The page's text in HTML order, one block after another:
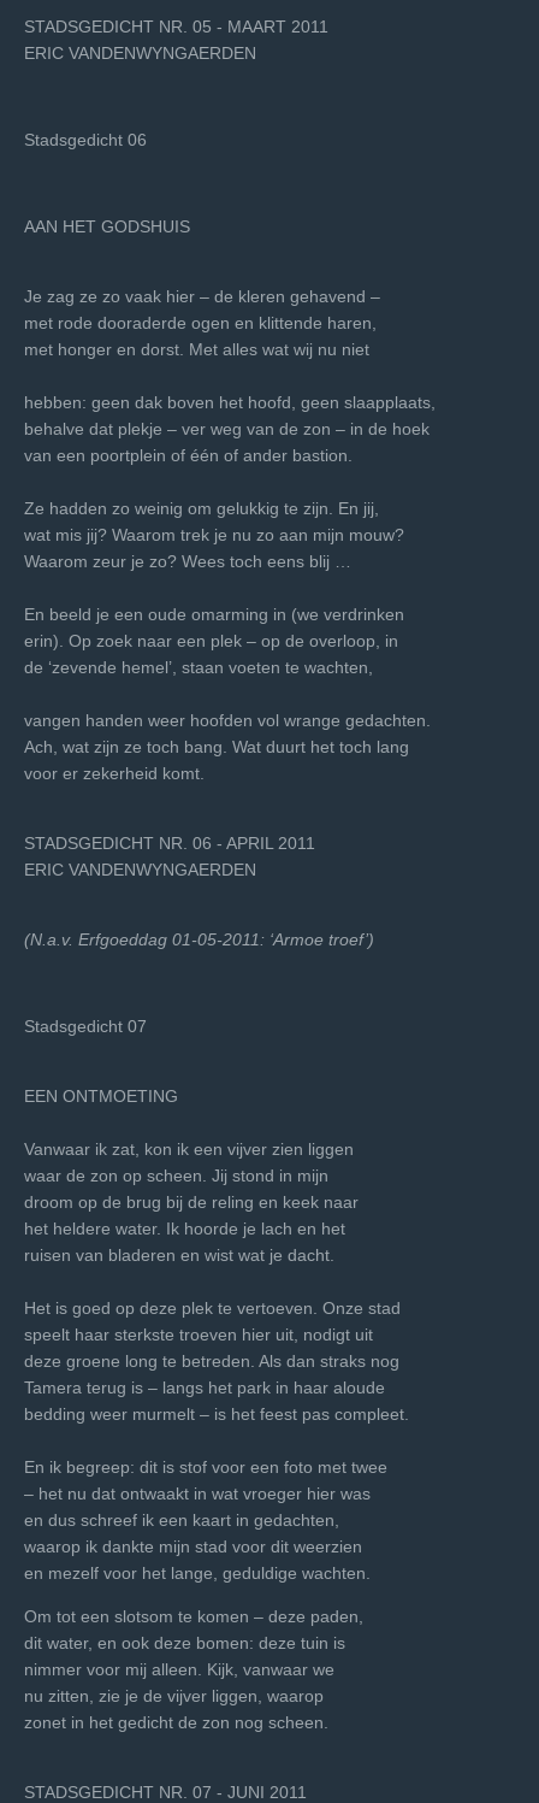
STADSGEDICHT NR. 05 - MAART 2011
ERIC VANDENWYNGAERDEN
Stadsgedicht 06
AAN HET GODSHUIS
Je zag ze zo vaak hier – de kleren gehavend –
met rode dooraderde ogen en klittende haren,
met honger en dorst. Met alles wat wij nu niet
hebben: geen dak boven het hoofd, geen slaapplaats,
behalve dat plekje – ver weg van de zon – in de hoek
van een poortplein of één of ander bastion.
Ze hadden zo weinig om gelukkig te zijn. En jij,
wat mis jij? Waarom trek je nu zo aan mijn mouw?
Waarom zeur je zo? Wees toch eens blij …
En beeld je een oude omarming in (we verdrinken
erin). Op zoek naar een plek – op de overloop, in
de ‘zevende hemel’, staan voeten te wachten,
vangen handen weer hoofden vol wrange gedachten.
Ach, wat zijn ze toch bang. Wat duurt het toch lang
voor er zekerheid komt.
STADSGEDICHT NR. 06 - APRIL 2011
ERIC VANDENWYNGAERDEN
(N.a.v. Erfgoeddag 01-05-2011: ‘Armoe troef’)
Stadsgedicht 07
EEN ONTMOETING
Vanwaar ik zat, kon ik een vijver zien liggen
waar de zon op scheen. Jij stond in mijn
droom op de brug bij de reling en keek naar
het heldere water. Ik hoorde je lach en het
ruisen van bladeren en wist wat je dacht.
Het is goed op deze plek te vertoeven. Onze stad
speelt haar sterkste troeven hier uit, nodigt uit
deze groene long te betreden. Als dan straks nog
Tamera terug is – langs het park in haar aloude
bedding weer murmelt – is het feest pas compleet.
En ik begreep: dit is stof voor een foto met twee
– het nu dat ontwaakt in wat vroeger hier was
en dus schreef ik een kaart in gedachten,
waarop ik dankte mijn stad voor dit weerzien
en mezelf voor het lange, geduldige wachten.
Om tot een slotsom te komen – deze paden,
dit water, en ook deze bomen: deze tuin is
nimmer voor mij alleen. Kijk, vanwaar we
nu zitten, zie je de vijver liggen, waarop
zonet in het gedicht de zon nog scheen.
STADSGEDICHT NR. 07 - JUNI 2011